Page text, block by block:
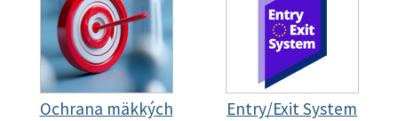
Ochrana mäkkých
Entry/Exit System